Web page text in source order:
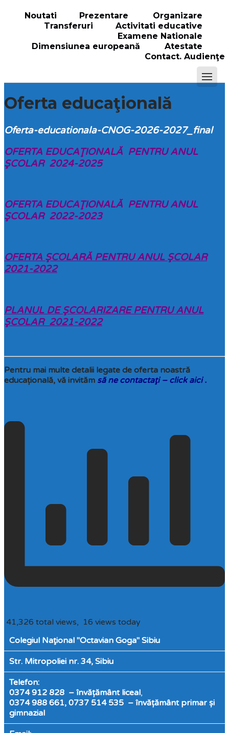
Noutati Prezentare
Organizare
Transferuri
Activitati educative
Examene Nationale
Dimensiunea europeană
Atestate
Contact. Audienţe
Oferta educaţională
Oferta-educationala-CNOG-2026-2027_final
OFERTA EDUCAŢIONALĂ PENTRU ANUL
ŞCOLAR 2024-2025
OFERTA EDUCAŢIONALĂ PENTRU ANUL
ŞCOLAR 2022-2023
OFERTA ŞCOLARĂ PENTRU ANUL ŞCOLAR
2021-2022
PLANUL DE ŞCOLARIZARE PENTRU ANUL
ŞCOLAR 2021-2022
Pentru mai multe detalii legate de oferta noastră
educațională, vă invităm să ne contactaţi – click aici.
41,326 total views, 16 views today
Colegiul Naţional "Octavian Goga" Sibiu
Str. Mitropoliei nr. 34, Sibiu
Telefon:
0374 912 828 – învățământ liceal,
0374 988 661, 0737 514 535 – învățământ primar și
gimnazial